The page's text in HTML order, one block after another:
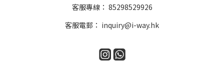
客服專線： 85298529926
客服電郵： inquiry@i-way.hk